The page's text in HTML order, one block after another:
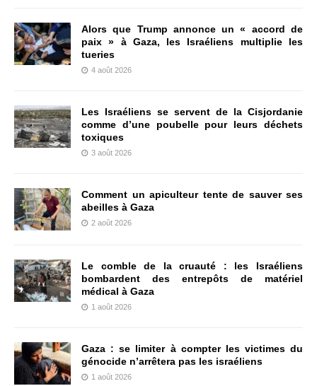
Alors que Trump annonce un « accord de
paix » à Gaza, les Israéliens multiplie les
tueries
4 août 2026
Les Israéliens se servent de la Cisjordanie
comme d’une poubelle pour leurs déchets
toxiques
3 août 2026
Comment un apiculteur tente de sauver ses
abeilles à Gaza
2 août 2026
Le comble de la cruauté : les Israéliens
bombardent des entrepôts de matériel
médical à Gaza
1 août 2026
Gaza : se limiter à compter les victimes du
génocide n’arrêtera pas les israéliens
1 août 2026